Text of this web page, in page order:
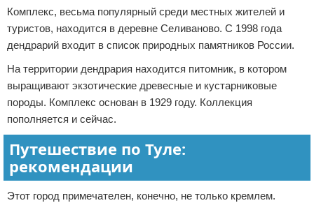
Комплекс, весьма популярный среди местных жителей и
туристов, находится в деревне Селиваново. С 1998 года
дендрарий входит в список природных памятников России.
На территории дендрария находится питомник, в котором
выращивают экзотические древесные и кустарниковые
породы. Комплекс основан в 1929 году. Коллекция
пополняется и сейчас.
Путешествие по Туле:
рекомендации
Этот город примечателен, конечно, не только кремлем.